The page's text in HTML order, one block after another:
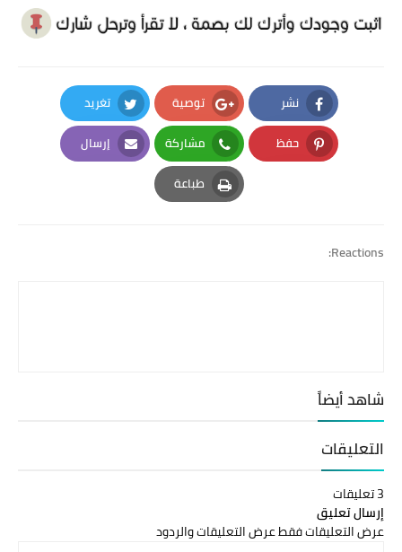
نشر
Facebook
توصية
Google Plus
تغريد
Twitter
حفظ
Pinterest
مشاركة
Whatsapp
إرسال
Email
طباعة
Print
Reactions:
شاهد أيضاً
التعليقات
3 تعليقات
إرسال تعليق
عرض التعليقات فقطعرض التعليقات والردود